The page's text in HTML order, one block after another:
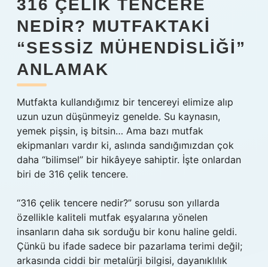
316 ÇELIK TENCERE
NEDIR? MUTFAKTAKI
“SESSIZ MÜHENDISLIĞI”
ANLAMAK
Mutfakta kullandığımız bir tencereyi elimize alıp
uzun uzun düşünmeyiz genelde. Su kaynasın,
yemek pişsin, iş bitsin… Ama bazı mutfak
ekipmanları vardır ki, aslında sandığımızdan çok
daha “bilimsel” bir hikâyeye sahiptir. İşte onlardan
biri de 316 çelik tencere.
“316 çelik tencere nedir?” sorusu son yıllarda
özellikle kaliteli mutfak eşyalarına yönelen
insanların daha sık sorduğu bir konu haline geldi.
Çünkü bu ifade sadece bir pazarlama terimi değil;
arkasında ciddi bir metalürji bilgisi, dayanıklılık